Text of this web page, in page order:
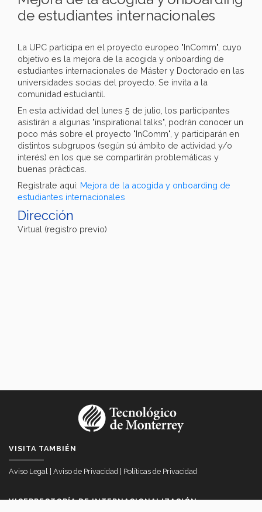
de estudiantes internacionales
La UPC participa en el proyecto europeo "InComm", cuyo
objetivo es la mejora de la acogida y onboarding de
estudiantes internacionales de Máster y Doctorado en las
universidades socias del proyecto. Se invita a la
comunidad estudiantil.
En esta actividad del lunes 5 de julio, los participantes
asistirán a algunas "inspirational talks", podrán conocer un
poco más sobre el proyecto "InComm", y participarán en
distintos subgrupos (según sú ámbito de actividad y/o
interés) en los que se compartirán problemáticas y
buenas prácticas.
Regístrate aquí: Mejora de la acogida y onboarding de
estudiantes internacionales
Dirección
Virtual (registro previo)
VISITA TAMBIÉN
Aviso Legal Aviso de Privacidad Políticas de Privacidad
VICERRECTORÍA DE INTERNACIONALIZACIÓN